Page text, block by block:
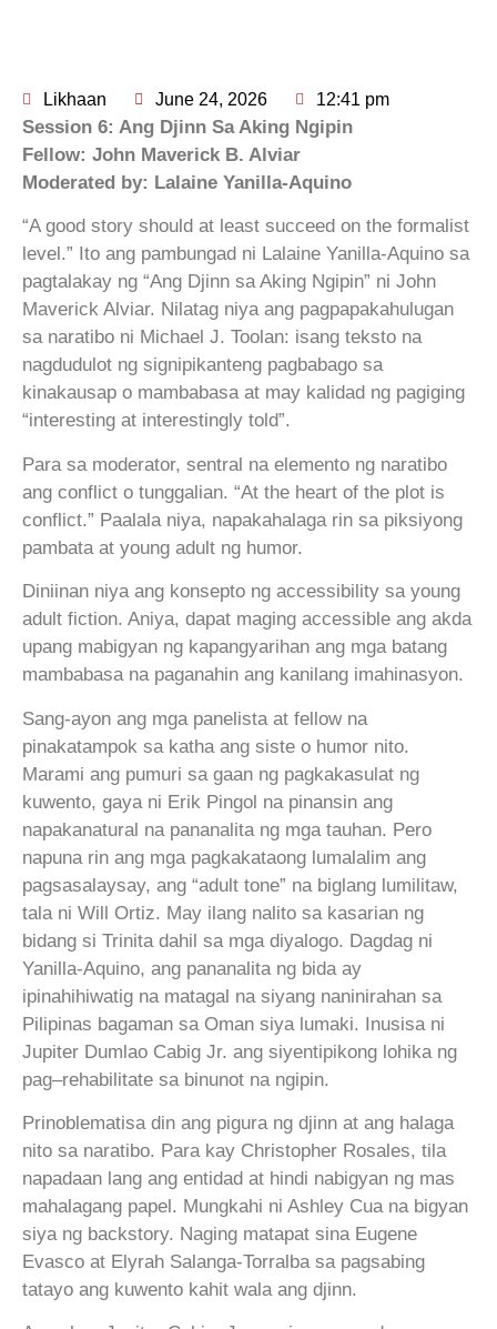
Likhaan June 24, 2026 12:41 pm
Session 6: Ang Djinn Sa Aking Ngipin
Fellow: John Maverick B. Alviar
Moderated by: Lalaine Yanilla-Aquino
“A good story should at least succeed on the formalist
level.” Ito ang pambungad ni Lalaine Yanilla-Aquino sa
pagtalakay ng “Ang Djinn sa Aking Ngipin” ni John
Maverick Alviar. Nilatag niya ang pagpapakahulugan
sa naratibo ni Michael J. Toolan: isang teksto na
nagdudulot ng signipikanteng pagbabago sa
kinakausap o mambabasa at may kalidad ng pagiging
“interesting at interestingly told”.
Para sa moderator, sentral na elemento ng naratibo
ang conflict o tunggalian. “At the heart of the plot is
conflict.” Paalala niya, napakahalaga rin sa piksiyong
pambata at young adult ng humor.
Diniinan niya ang konsepto ng accessibility sa young
adult fiction. Aniya, dapat maging accessible ang akda
upang mabigyan ng kapangyarihan ang mga batang
mambabasa na paganahin ang kanilang imahinasyon.
Sang-ayon ang mga panelista at fellow na
pinakatampok sa katha ang siste o humor nito.
Marami ang pumuri sa gaan ng pagkakasulat ng
kuwento, gaya ni Erik Pingol na pinansin ang
napakanatural na pananalita ng mga tauhan. Pero
napuna rin ang mga pagkakataong lumalalim ang
pagsasalaysay, ang “adult tone” na biglang lumilitaw,
tala ni Will Ortiz. May ilang nalito sa kasarian ng
bidang si Trinita dahil sa mga diyalogo. Dagdag ni
Yanilla-Aquino, ang pananalita ng bida ay
ipinahihiwatig na matagal na siyang naninirahan sa
Pilipinas bagaman sa Oman siya lumaki. Inusisa ni
Jupiter Dumlao Cabig Jr. ang siyentipikong lohika ng
pag–rehabilitate sa binunot na ngipin.
Prinoblematisa din ang pigura ng djinn at ang halaga
nito sa naratibo. Para kay Christopher Rosales, tila
napadaan lang ang entidad at hindi nabigyan ng mas
mahalagang papel. Mungkahi ni Ashley Cua na bigyan
siya ng backstory. Naging matapat sina Eugene
Evasco at Elyrah Salanga-Torralba sa pagsabing
tatayo ang kuwento kahit wala ang djinn.